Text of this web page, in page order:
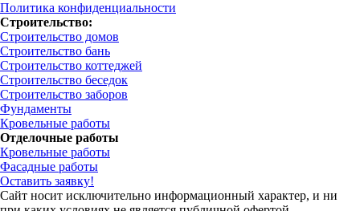
Политика конфиденциальности
Строительство:
Строительство домов
Строительство бань
Строительство коттеджей
Строительство беседок
Строительство заборов
Фундаменты
Кровельные работы
Отделочные работы
Кровельные работы
Фасадные работы
Оставить заявку!
Сайт носит исключительно информационный характер, и ни